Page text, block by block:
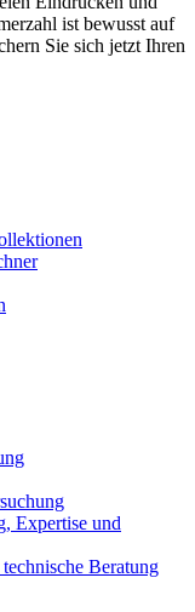
ist bewusst auf
Sie sich jetzt Ihren
Expertise und
Beratung